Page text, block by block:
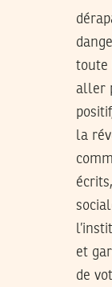
toute
aller
la
et
de